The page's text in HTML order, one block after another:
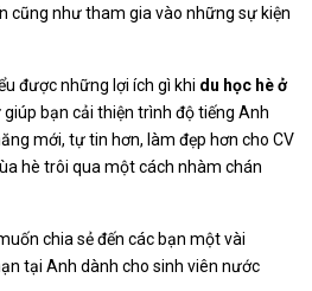
cũng như tham gia vào những sự kiện
được những lợi ích gì khi du học hè ở
bạn cải thiện trình độ tiếng Anh
mới, tự tin hơn, làm đẹp hơn cho CV
hè trôi qua một cách nhàm chán
chia sẻ đến các bạn một vài
tại Anh dành cho sinh viên nước